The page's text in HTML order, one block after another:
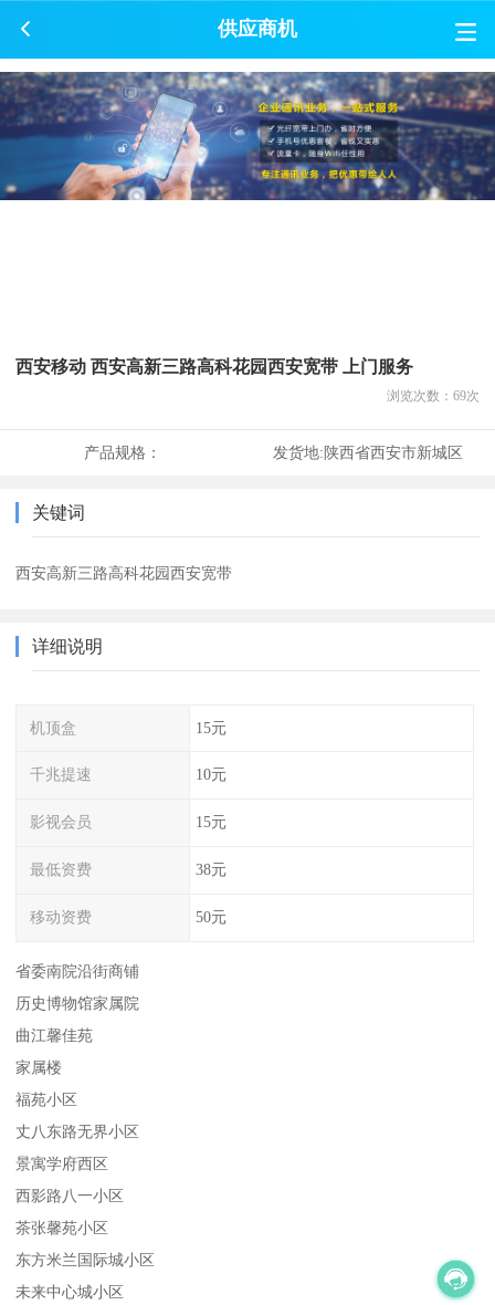
供应商机
西安移动 西安高新三路高科花园西安宽带 上门服务
浏览次数： 69次
产品规格： 发货地:陕西省西安市新城区
关键词
西安高新三路高科花园西安宽带
详细说明
机顶盒 15元
千兆提速 10元
影视会员 15元
最低资费 38元
移动资费 50元
省委南院沿街商铺
历史博物馆家属院
曲江馨佳苑
家属楼
福苑小区
丈八东路无界小区
景寓学府西区
西影路八一小区
茶张馨苑小区
东方米兰国际城小区
未来中心城小区